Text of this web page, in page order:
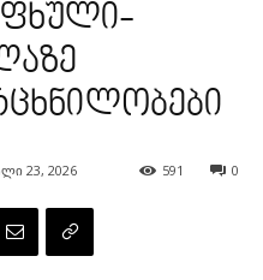
23, 2026 0
591